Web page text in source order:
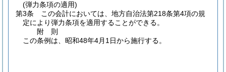
(弾力条項の適用)
第3条
この会計においては、地方自治法第218条第4項の規
定により弾力条項を適用することができる。
附 則
この条例は、昭和48年4月1日から施行する。